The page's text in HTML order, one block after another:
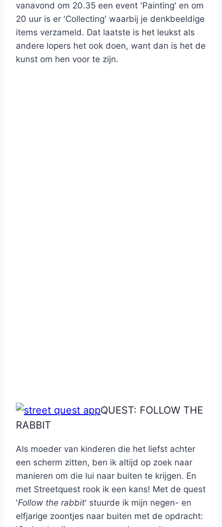
vanavond om 20.35 een event 'Painting' en om
20 uur is er 'Collecting' waarbij je denkbeeldige
items verzameld. Dat laatste is het leukst als
andere lopers het ook doen, want dan is het de
kunst om hen voor te zijn.
QUEST: FOLLOW THE
RABBIT
Als moeder van kinderen die het liefst achter
een scherm zitten, ben ik altijd op zoek naar
manieren om die lui naar buiten te krijgen. En
met Streetquest rook ik een kans! Met de quest
'Follow the rabbit' stuurde ik mijn negen- en
elfjarige zoontjes naar buiten met de opdracht: